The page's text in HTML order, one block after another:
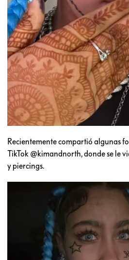
Recientemente compartió algunas
TikTok @kimandnorth, donde se le
y piercings.